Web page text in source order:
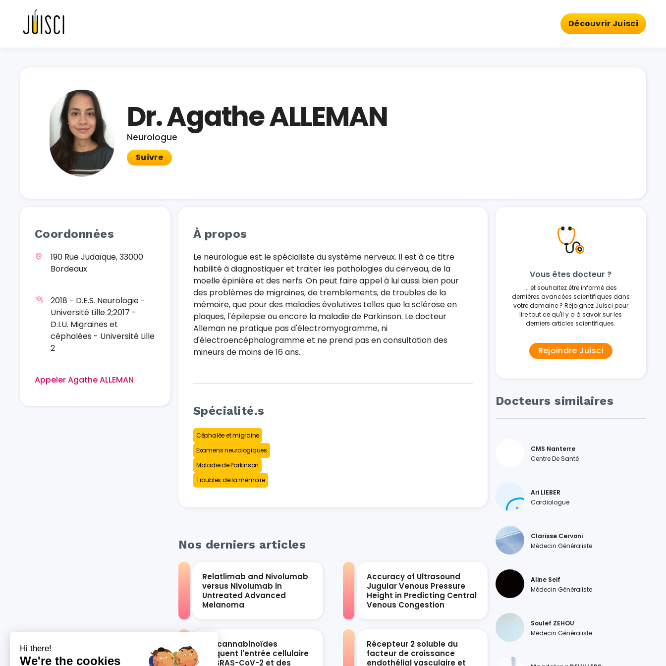
Découvrir Juisci
Dr. Agathe ALLEMAN
Neurologue
Suivre
Coordonnées
190 Rue Judaïque, 33000
Bordeaux
2018 - D.E.S. Neurologie -
Université Lille 2;2017 -
D.I.U. Migraines et
céphalées - Université Lille
2
Appeler Agathe ALLEMAN
À propos
Le neurologue est le spécialiste du système nerveux. Il est à ce titre
habilité à diagnostiquer et traiter les pathologies du cerveau, de la
moelle épinière et des nerfs. On peut faire appel à lui aussi bien pour
des problèmes de migraines, de tremblements, de troubles de la
mémoire, que pour des maladies évolutives telles que la sclérose en
plaques, l'épilepsie ou encore la maladie de Parkinson. Le docteur
Alleman ne pratique pas d'électromyogramme, ni
d'électroencéphalogramme et ne prend pas en consultation des
mineurs de moins de 16 ans.
Spécialité.s
Céphalée et migraine
Examens neurologiques
Maladie de Parkinson
Troubles de la mémoire
Nos derniers articles
Relatlimab and Nivolumab
versus Nivolumab in
Untreated Advanced
Melanoma
Accuracy of Ultrasound
Jugular Venous Pressure
Height in Predicting Central
Venous Congestion
Les cannabinoïdes
bloquent l'entrée cellulaire
du SRAS-CoV-2 et des
Récepteur 2 soluble du
facteur de croissance
endothélial vasculaire et
Vous êtes docteur ?
... et souhaitez être informé des
dernières avancées scientifiques dans
votre domaine ? Rejoignez Juisci pour
lire tout ce qu'il y a à savoir sur les
derniers articles scientifiques.
Rejoindre Juisci
Docteurs similaires
CMS Nanterre
Centre De Santé
Ari LIEBER
Cardiologue
Clarisse Cervoni
Médecin Généraliste
Aline Seif
Médecin Généraliste
Soulef ZEHOU
Médecin Généraliste
Hi there!
We're the cookies